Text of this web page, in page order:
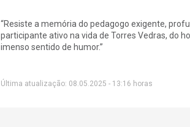
“Resiste a memória do pedagogo exigente,
participante ativo na vida de Torres Vedras, do
imenso sentido de humor.”
Última atualização: 08.05.2025 - 13:16 horas